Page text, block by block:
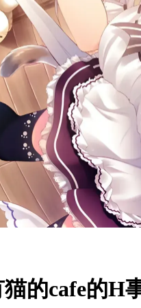
的cafe的H